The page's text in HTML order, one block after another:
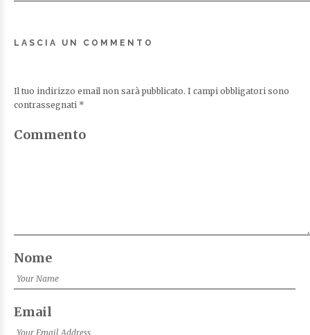
LASCIA UN COMMENTO
Il tuo indirizzo email non sarà pubblicato. I campi obbligatori sono
contrassegnati *
Commento
Nome
Email